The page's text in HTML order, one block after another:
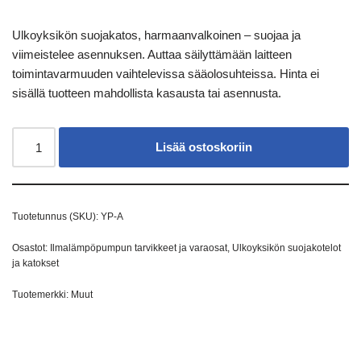
Ulkoyksikön suojakatos, harmaanvalkoinen – suojaa ja
viimeistelee asennuksen. Auttaa säilyttämään laitteen
toimintavarmuuden vaihtelevissa sääolosuhteissa. Hinta ei
sisällä tuotteen mahdollista kasausta tai asennusta.
Lisää ostoskoriin
Tuotetunnus (SKU): YP-A
Osastot: Ilmalämpöpumpun tarvikkeet ja varaosat, Ulkoyksikön suojakotelot
ja katokset
Tuotemerkki: Muut